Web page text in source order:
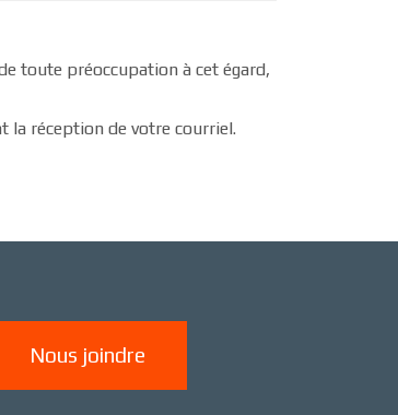
toute préoccupation à cet égard,
la réception de votre courriel.
Nous joindre